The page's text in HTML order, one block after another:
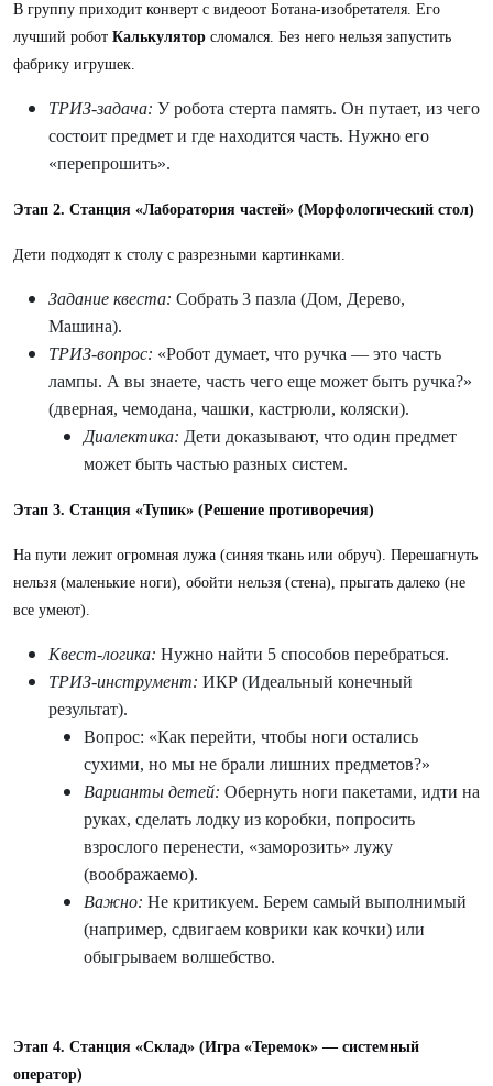
В группу приходит конверт с видеоот Ботана-изобретателя. Его
лучший робот Калькулятор сломался. Без него нельзя запустить
фабрику игрушек.
ТРИЗ-задача: У робота стерта память. Он путает, из чего
состоит предмет и где находится часть. Нужно его
«перепрошить».
Этап 2. Станция «Лаборатория частей» (Морфологический стол)
Дети подходят к столу с разрезными картинками.
Задание квеста: Собрать 3 пазла (Дом, Дерево,
Машина).
ТРИЗ-вопрос: «Робот думает, что ручка — это часть
лампы. А вы знаете, часть чего еще может быть ручка?»
(дверная, чемодана, чашки, кастрюли, коляски).
Диалектика: Дети доказывают, что один предмет
может быть частью разных систем.
Этап 3. Станция «Тупик» (Решение противоречия)
На пути лежит огромная лужа (синяя ткань или обруч). Перешагнуть
нельзя (маленькие ноги), обойти нельзя (стена), прыгать далеко (не
все умеют).
Квест-логика: Нужно найти 5 способов перебраться.
ТРИЗ-инструмент: ИКР (Идеальный конечный
результат).
Вопрос: «Как перейти, чтобы ноги остались
сухими, но мы не брали лишних предметов?»
Варианты детей: Обернуть ноги пакетами, идти на
руках, сделать лодку из коробки, попросить
взрослого перенести, «заморозить» лужу
(воображаемо).
Важно: Не критикуем. Берем самый выполнимый
(например, сдвигаем коврики как кочки) или
обыгрываем волшебство.
Этап 4. Станция «Склад» (Игра «Теремок» — системный
оператор)